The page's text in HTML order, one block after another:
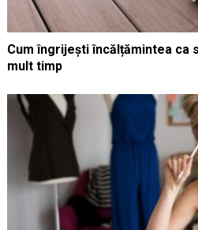
Cum îngrijești încălțămintea ca
mult timp